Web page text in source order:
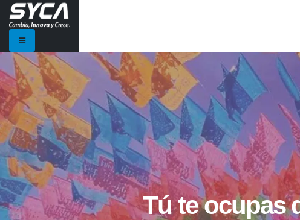
Tú te ocupas